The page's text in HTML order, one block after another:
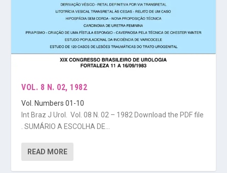
VOL. 8 N. 02, 1982
Vol. Numbers 01-10
Int Braz J Urol. Vol. 08 N. 02 – 1982 Download the PDF file
. SUMÁRIO A ESCOLHA DE...
READ MORE